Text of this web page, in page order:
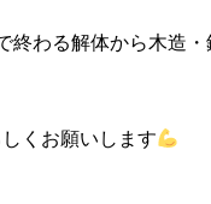
終わる解体から木造
くお願いします